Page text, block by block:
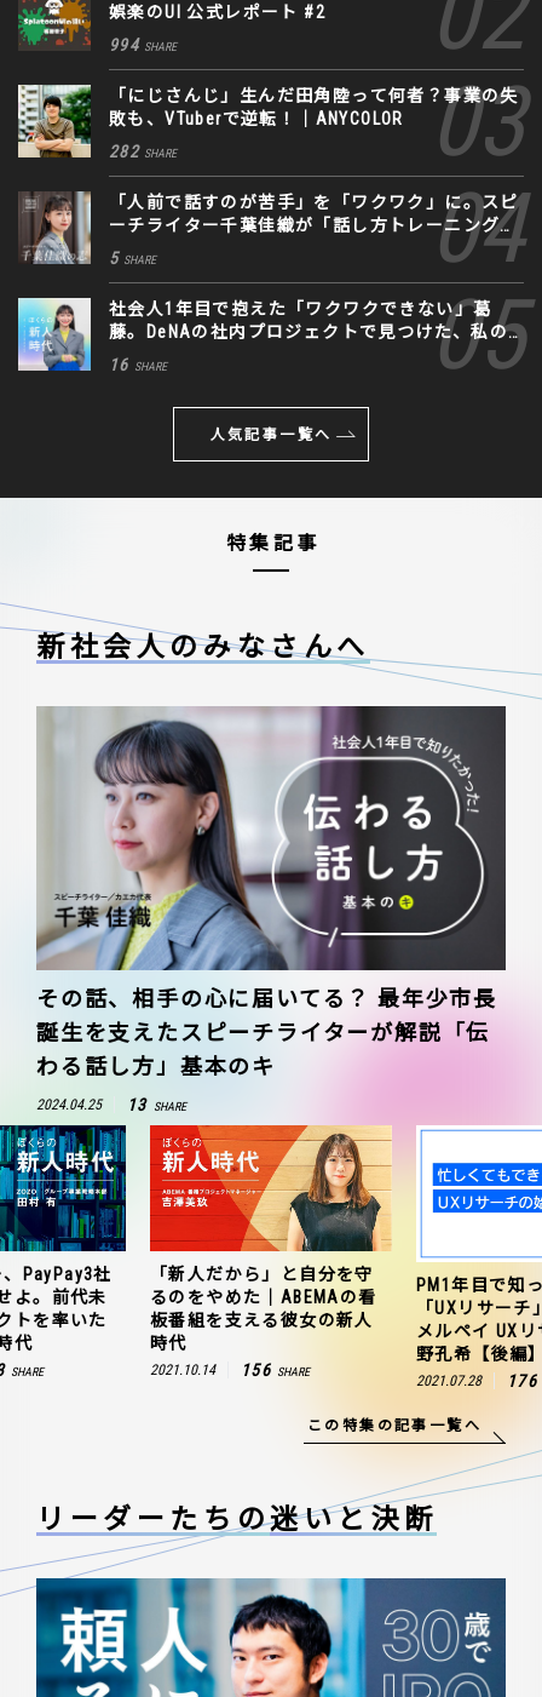
娯楽のUI 公式レポート #2
994 SHARE
「にじさんじ」生んだ田角陸って何者？事業の失
敗も、VTuberで逆転！｜ANYCOLOR
282 SHARE
「人前で話すのが苦手」を「ワクワク」に。スピ
ーチライター千葉佳織が「話し方トレーニング」
に込めた思い
5 SHARE
社会人1年目で抱えた「ワクワクできない」葛
藤。DeNAの社内プロジェクトで見つけた、私の
生きる道
16 SHARE
人気記事一覧へ
特集記事
新社会人のみなさんへ
その話、相手の心に届いてる？ 最年少市長
誕生を支えたスピーチライターが解説「伝
わる話し方」基本のキ
2024.04.25 13 SHARE
PayPay3社
よ。前代未
トを率いた
代
SHARE
「新人だから」と自分を守
るのをやめた｜ABEMAの看
板番組を支える彼女の新人
時代
2021.10.14 156 SHARE
PM1年目で知
「UXリサー
メルペイ UX
野孔希【後編
2021.07.28 176
この特集の記事一覧へ
リーダーたちの迷いと決断